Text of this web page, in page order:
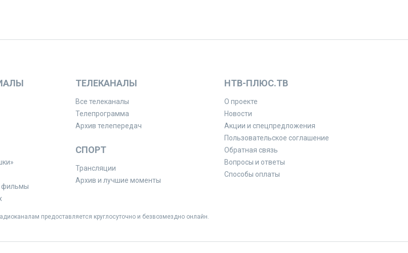
фильмы
ТЕЛЕКАНАЛЫ
Все телеканалы
Телепрограмма
Архив телепередач
СПОРТ
Трансляции
Архив и лучшие моменты
НТВ-ПЛЮС.ТВ
О проекте
Новости
Акции и спецпредложения
Пользовательское соглашение
Обратная связь
Вопросы и ответы
Способы оплаты
предоставляется круглосуточно и безвозмездно онлайн.